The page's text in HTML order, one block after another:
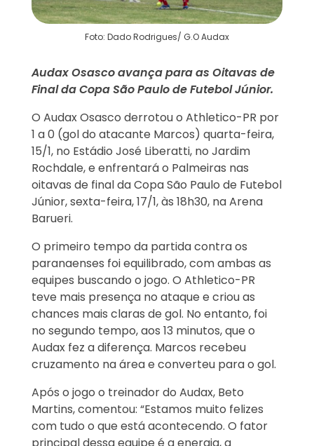
Foto: Dado Rodrigues/ G.O Audax
Audax Osasco avança para as Oitavas de
Final da Copa São Paulo de Futebol Júnior.
O Audax Osasco derrotou o Athletico-PR por
1 a 0 (gol do atacante Marcos) quarta-feira,
15/1, no Estádio José Liberatti, no Jardim
Rochdale, e enfrentará o Palmeiras nas
oitavas de final da Copa São Paulo de Futebol
Júnior, sexta-feira, 17/1, às 18h30, na Arena
Barueri.
O primeiro tempo da partida contra os
paranaenses foi equilibrado, com ambas as
equipes buscando o jogo. O Athletico-PR
teve mais presença no ataque e criou as
chances mais claras de gol. No entanto, foi
no segundo tempo, aos 13 minutos, que o
Audax fez a diferença. Marcos recebeu
cruzamento na área e converteu para o gol.
Após o jogo o treinador do Audax, Beto
Martins, comentou: “Estamos muito felizes
com tudo o que está acontecendo. O fator
principal dessa equipe é a energia, a